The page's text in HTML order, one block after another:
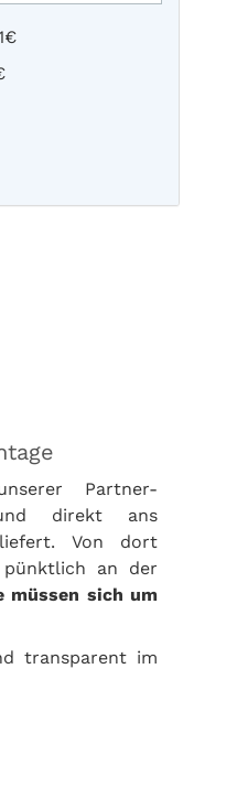
Partner-
direkt ans
Von dort
an der
müssen sich um
transparent im